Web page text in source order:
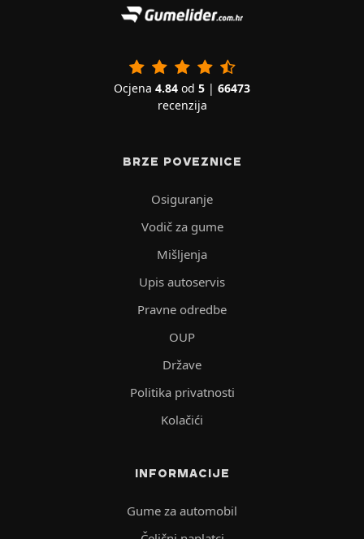
Ocjena 4.84 od 5 | 66473
recenzija
BRZE POVEZNICE
Osiguranje
Vodič za gume
Mišljenja
Upis autoservis
Pravne odredbe
OUP
Države
Politika privatnosti
Kolačići
INFORMACIJE
Gume za automobil